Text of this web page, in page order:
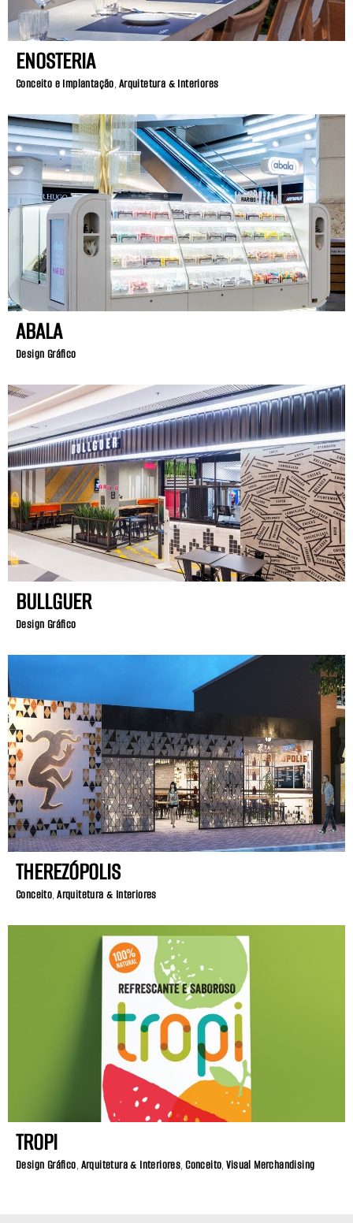
ENOSTERIA
Conceito e Implantação, Arquitetura & Interiores
ABALA
Design Gráfico
BULLGUER
Design Gráfico
THEREZÓPOLIS
Conceito, Arquitetura & Interiores
TROPI
Design Gráfico, Arquitetura & Interiores, Conceito, Visual Merchandising